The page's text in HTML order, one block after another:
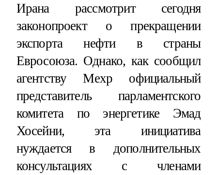
Ирана рассмотрит сегодня
законопроект о прекращении
экспорта нефти в страны
Евросоюза. Однако, как сообщил
агентству Мехр официальный
представитель парламентского
комитета по энергетике Эмад
Хосейни, эта инициатива
нуждается в дополнительных
консультациях с членами